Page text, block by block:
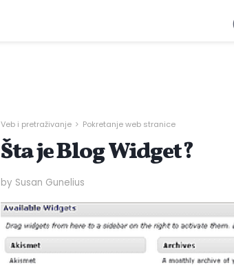
Veb i pretraživanje Pokretanje web stranice
Šta je Blog Widget?
by Susan Gunelius